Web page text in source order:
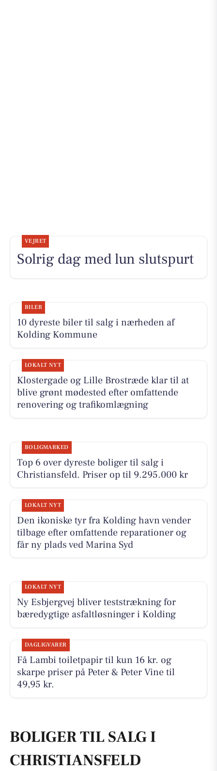
VEJRET
Solrig dag med lun slutspurt
BILER
10 dyreste biler til salg i nærheden af
Kolding Kommune
LOKALT NYT
Klostergade og Lille Brostræde klar til at
blive grønt mødested efter omfattende
renovering og trafikomlægning
BOLIGMARKED
Top 6 over dyreste boliger til salg i
Christiansfeld. Priser op til 9.295.000 kr
LOKALT NYT
Den ikoniske tyr fra Kolding havn vender
tilbage efter omfattende reparationer og
får ny plads ved Marina Syd
LOKALT NYT
Ny Esbjergvej bliver teststrækning for
bæredygtige asfaltløsninger i Kolding
DAGLIGVARER
Få Lambi toiletpapir til kun 16 kr. og
skarpe priser på Peter & Peter Vine til
49,95 kr.
BOLIGER TIL SALG I
CHRISTIANSFELD